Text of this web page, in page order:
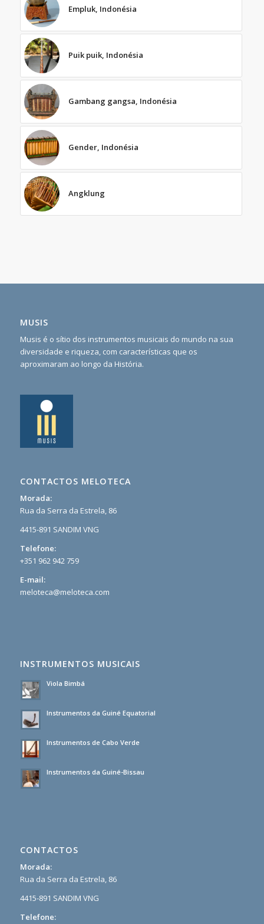
Empluk, Indonésia
Puik puik, Indonésia
Gambang gangsa, Indonésia
Gender, Indonésia
Angklung
MUSIS
Musis é o sítio dos instrumentos musicais do mundo na sua
diversidade e riqueza, com características que os
aproximaram ao longo da História.
CONTACTOS MELOTECA
Morada:
Rua da Serra da Estrela, 86
4415-891 SANDIM VNG
Telefone:
+351 962 942 759
E-mail:
meloteca@meloteca.com
INSTRUMENTOS MUSICAIS
Viola Bimbá
Instrumentos da Guiné Equatorial
Instrumentos de Cabo Verde
Instrumentos da Guiné-Bissau
CONTACTOS
Morada:
Rua da Serra da Estrela, 86
4415-891 SANDIM VNG
Telefone: